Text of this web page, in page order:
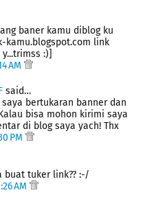
baner kamu diblog ku
kamu.blogspot.com link
:)]
AM
said…
bertukaran banner dan
bisa mohon kirimi saya
di blog saya yach! Thx
PM
buat tuker link?? :-/
AM